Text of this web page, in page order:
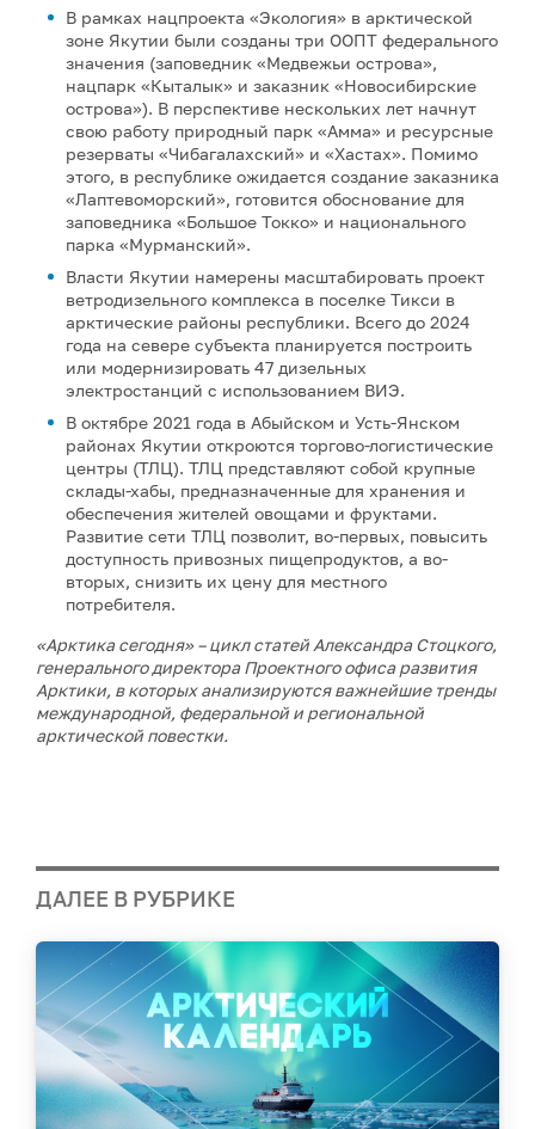
В рамках нацпроекта «Экология» в арктической
зоне Якутии были созданы три ООПТ федерального
значения (заповедник «Медвежьи острова»,
нацпарк «Кыталык» и заказник «Новосибирские
острова»). В перспективе нескольких лет начнут
свою работу природный парк «Амма» и ресурсные
резерваты «Чибагалахский» и «Хастах». Помимо
этого, в республике ожидается создание заказника
«Лаптевоморский», готовится обоснование для
заповедника «Большое Токко» и национального
парка «Мурманский».
Власти Якутии намерены масштабировать проект
ветродизельного комплекса в поселке Тикси в
арктические районы республики. Всего до 2024
года на севере субъекта планируется построить
или модернизировать 47 дизельных
электростанций с использованием ВИЭ.
В октябре 2021 года в Абыйском и Усть-Янском
районах Якутии откроются торгово-логистические
центры (ТЛЦ). ТЛЦ представляют собой крупные
склады-хабы, предназначенные для хранения и
обеспечения жителей овощами и фруктами.
Развитие сети ТЛЦ позволит, во-первых, повысить
доступность привозных пищепродуктов, а во-
вторых, снизить их цену для местного
потребителя.
«Арктика сегодня» – цикл статей Александра Стоцкого,
генерального директора Проектного офиса развития
Арктики, в которых анализируются важнейшие тренды
международной, федеральной и региональной
арктической повестки.
ДАЛЕЕ В РУБРИКЕ